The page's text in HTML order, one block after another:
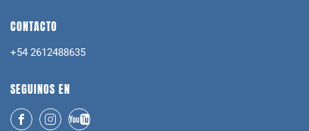
CONTACTO
+54 2612488635
SEGUINOS EN